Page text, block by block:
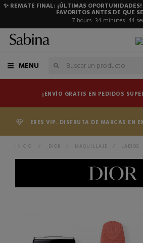
✨ REMATE FINAL: ¡ÚLTIMAS
FAVORITOS ANTES DE QUE
7 hours 34 minutes 44
MENU
¡ENVÍO GRATIS EN PEDIDOS
ERES VIP. DISFRUTA DE MARCAS EN
INICIO > DIOR > MAQUILLAJE > LABIOS